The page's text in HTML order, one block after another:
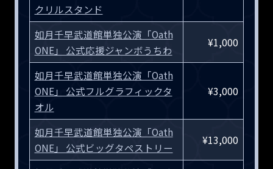
クリルスタンド
如月千早武道館単独公演「Oath
ONE」 公式応援ジャンボうちわ
¥1,000
如月千早武道館単独公演「Oath
ONE」 公式フルグラフィックタ
オル
¥3,000
如月千早武道館単独公演「Oath
ONE」 公式ビッグタペストリー
¥13,000